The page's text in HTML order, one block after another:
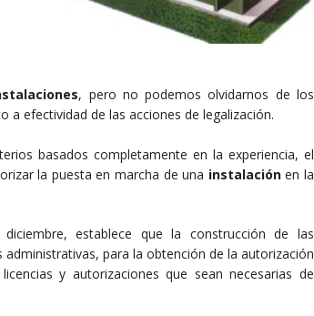
, pero no podemos olvidarnos de los
a efectividad de las acciones de legalización.
basados completamente en la experiencia, el
la puesta en marcha de una instalaciónen la
establece que la construcción de las
para la obtención de la autorización
y autorizaciones que sean necesarias de